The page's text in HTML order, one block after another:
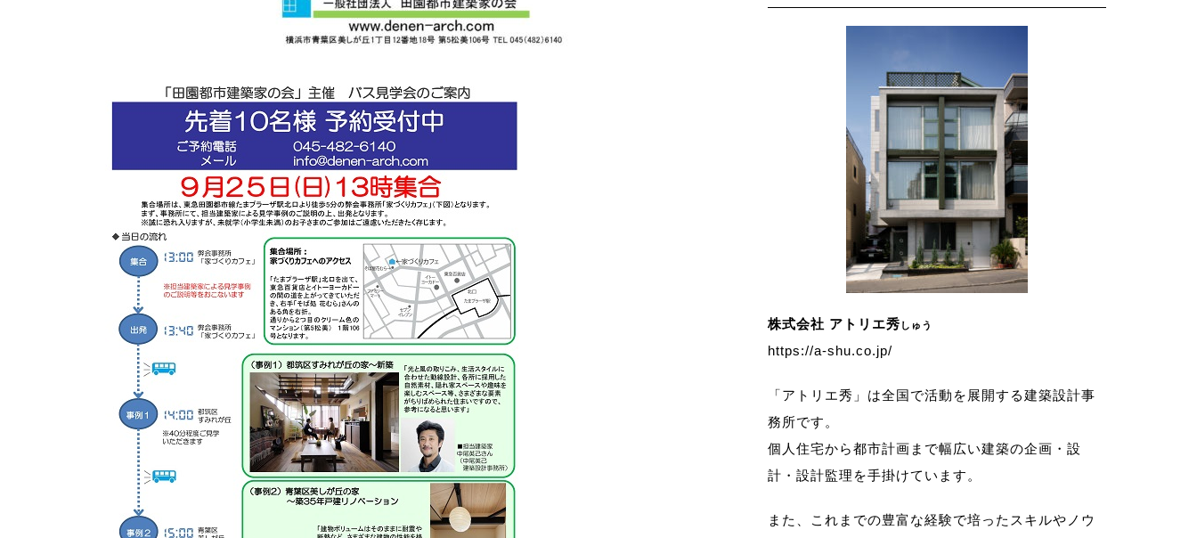
株式会社 アトリエ秀 しゅう
https://a-shu.co.jp/
「アトリエ秀」は全国で活動を展開する建築設計事
務所です。
個人住宅から都市計画まで幅広い建築の企画・設
計・設計監理を手掛けています。
また、これまでの豊富な経験で培ったスキルやノウ